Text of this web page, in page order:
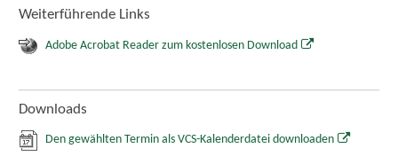
Weiterführende Links
Adobe Acrobat Reader zum kostenlosen Download
Downloads
Den gewählten Termin als VCS-Kalenderdatei downloaden